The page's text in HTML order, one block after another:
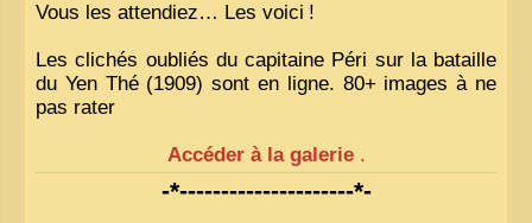
Vous les attendiez… Les voici !
Les clichés oubliés du capitaine Péri sur la bataille
du Yen Thé (1909) sont en ligne. 80+ images à ne
pas rater
Accéder à la galerie .
-*---------------------*-